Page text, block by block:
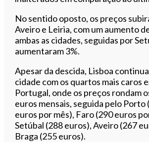
No sentido oposto, os preços
Aveiro e Leiria, com um aumento
ambas as cidades, seguidas por
aumentaram 3%.
Apesar da descida, Lisboa continua
cidade com os quartos mais caros
Portugal, onde os preços rondam
euros mensais, seguida pelo Porto
euros por mês), Faro (290 euros
Setúbal (288 euros), Aveiro (267
Braga (255 euros).